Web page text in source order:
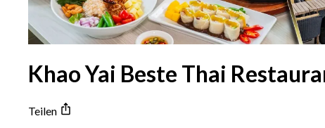
Khao Yai Beste Thai
Teilen